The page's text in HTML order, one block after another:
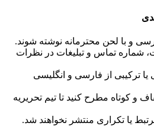
و با لحن محترمانه نوشته شوند.
شماره تماس و تبلیغات در نظرات
یا ترکیبی از فارسی و انگلیسی
و کوتاه مطرح کنید تا تیم تحریریه
یا تکراری منتشر نخواهند شد.